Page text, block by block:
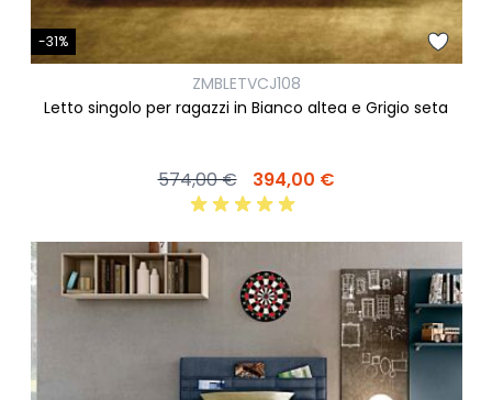
-31%
ZMBLETVCJ108
Letto singolo per ragazzi in Bianco altea e Grigio seta
574,00 € 394,00 €